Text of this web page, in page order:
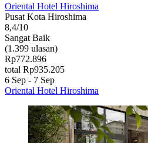
Oriental Hotel Hiroshima
Pusat Kota Hiroshima
8,4/10
Sangat Baik
(1.399 ulasan)
Rp772.896
total Rp935.205
6 Sep - 7 Sep
Oriental Hotel Hiroshima